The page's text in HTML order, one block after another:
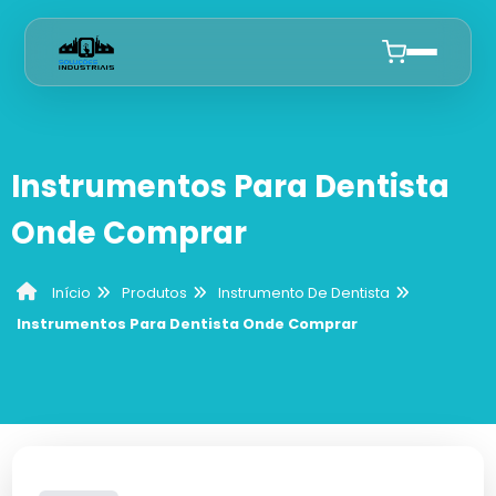
Quem Somos
Cureta Gracey
Alicate De Corte
Instrumento De Dentista
Anuncie
Instrumentos Para Dentista
Onde Comprar
Início Produtos
Instrumento De Dentista
Instrumentos Para Dentista Onde Comprar